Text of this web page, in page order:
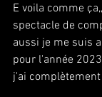
E voila comme
spectacle de
aussi je me suis
pour l'année
j'ai complètement